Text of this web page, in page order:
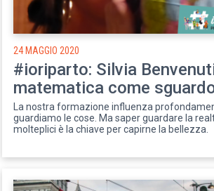
24 MAGGIO 2020
#ioriparto: Silvia
matematica come
La nostra formazione influenza
guardiamo le cose. Ma saper guardare la
molteplici è la chiave per capirne la bellezza.